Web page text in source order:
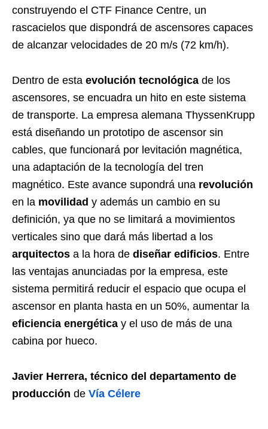
construyendo el CTF Finance Centre, un
rascacielos que dispondrá de ascensores capaces
de alcanzar velocidades de 20 m/s (72 km/h).
Dentro de esta evolución tecnológica de los
ascensores, se encuadra un hito en este sistema
de transporte. La empresa alemana ThyssenKrupp
está diseñando un prototipo de ascensor sin
cables, que funcionará por levitación magnética,
una adaptación de la tecnología del tren
magnético. Este avance supondrá una revolución
en la movilidad y además un cambio en su
definición, ya que no se limitará a movimientos
verticales sino que dará más libertad a los
arquitectos a la hora de diseñar edificios. Entre
las ventajas anunciadas por la empresa, este
sistema permitirá reducir el espacio que ocupa el
ascensor en planta hasta en un 50%, aumentar la
eficiencia energética y el uso de más de una
cabina por hueco.
Javier Herrera, técnico del departamento de
producción de Vía Célere